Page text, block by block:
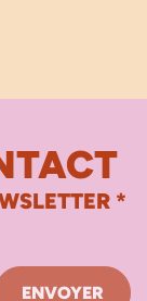
à
une
*